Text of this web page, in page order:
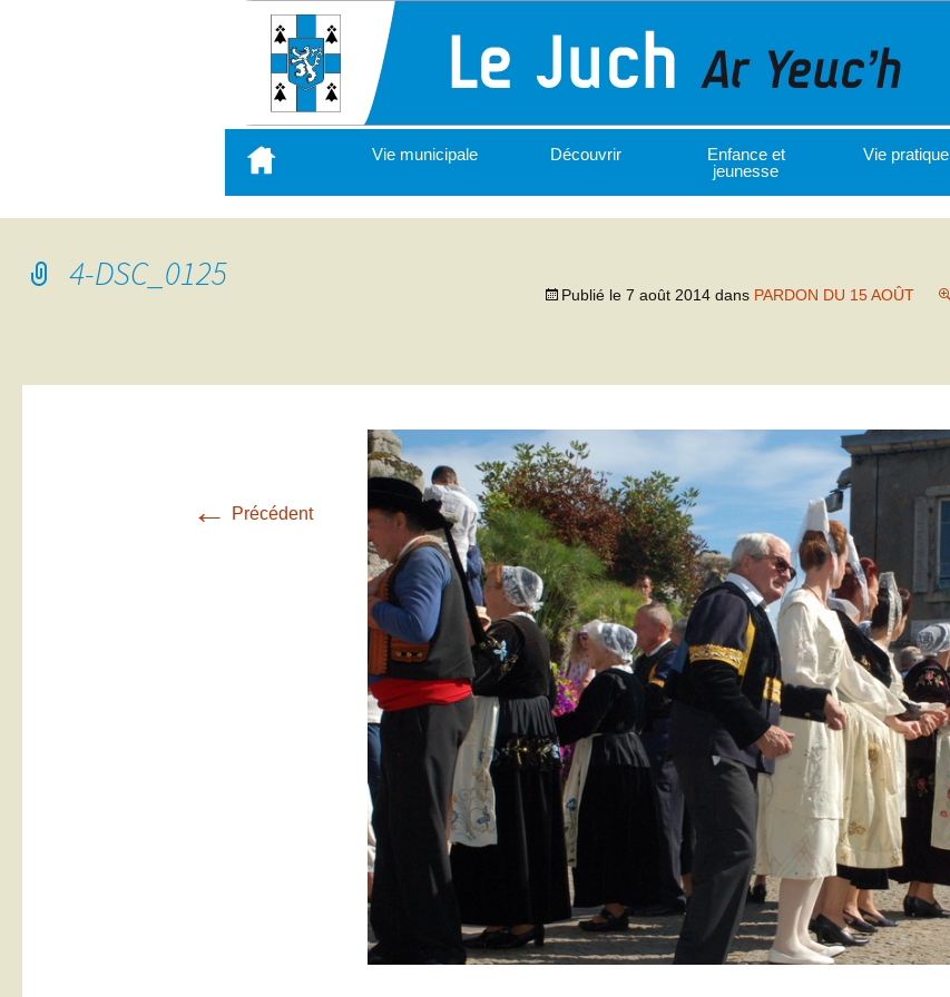
contenu
principal
Vie municipale Découvrir
Enfance et
jeunesse
Vie pratique
4-DSC_0125
Publié le 7 août 2014 dans PARDON DU 15 AOÛT
← Précédent